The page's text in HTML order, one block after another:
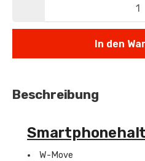
In den
Beschreibung
W-Move